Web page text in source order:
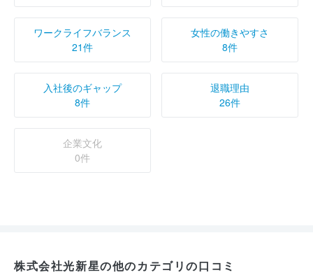
ワークライフバランス
21件
女性の働きやすさ
8件
入社後のギャップ
8件
退職理由
26件
企業文化
0件
株式会社光新星の他のカテゴリの口コミ